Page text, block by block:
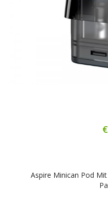
Aspire Minican Pod